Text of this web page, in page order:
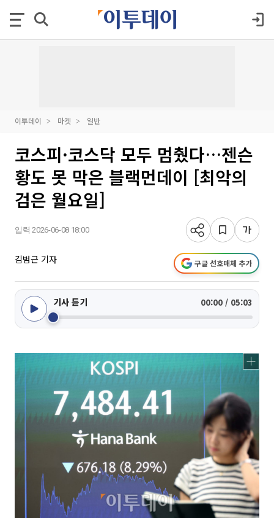
이투데이 마켓 일반
코스피·코스닥 모두 멈췄다…젠슨
황도 못 막은 블랙먼데이 [최악의
검은 월요일]
입력 2026-06-08 18:00
김범근 기자 구글 선호매체 추가
기사 듣기 00:00 / 05:03